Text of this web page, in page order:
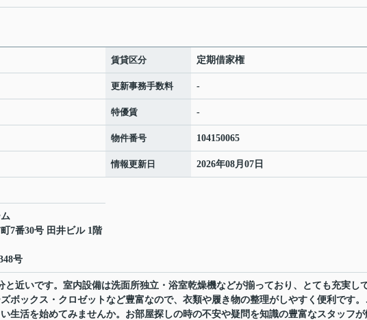
賃貸区分 定期借家権
更新事務手数料 -
特優賃 -
物件番号 104150065
情報更新日 2026年08月07日
7番30号 田井ビル 1階
号
と近いです。室内設備は洗面所独立・浴室乾燥機などが揃っており、とても充実し
ボックス・クロゼットなど豊富なので、衣類や履き物の整理がしやすく便利です。
生活を始めてみませんか。お部屋探しの時の不安や疑問を知識の豊富なスタッフが